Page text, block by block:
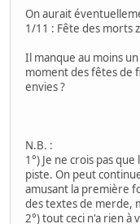
On aurait
1/11 : Fête des morts
Il manque au moins
moment des fêtes de
envies ?
N.B. :
1°) Je ne crois pas
piste. On peut
amusant la première
des textes de merde,
2°) tout ceci n'a rien à